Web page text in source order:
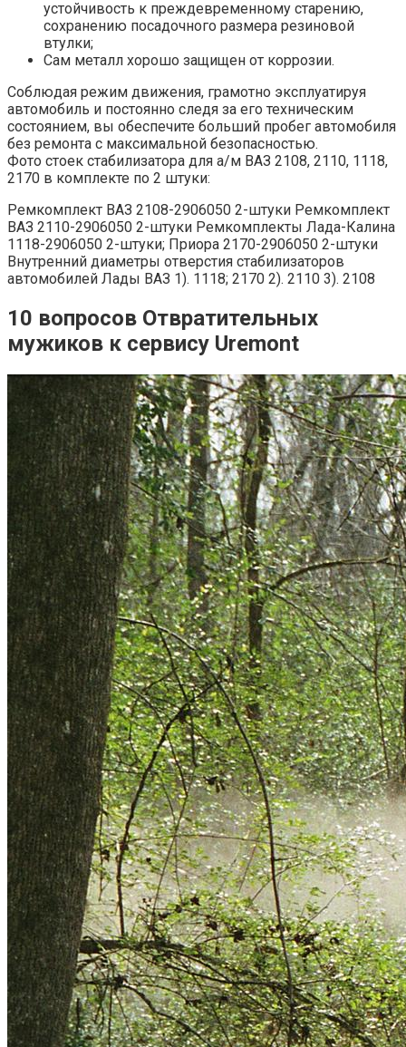
устойчивость к преждевременному старению,
сохранению посадочного размера резиновой
втулки;
Сам металл хорошо защищен от коррозии.
Соблюдая режим движения, грамотно эксплуатируя
автомобиль и постоянно следя за его техническим
состоянием, вы обеспечите больший пробег автомобиля
без ремонта с максимальной безопасностью.
Фото стоек стабилизатора для а/м ВАЗ 2108, 2110, 1118,
2170 в комплекте по 2 штуки:
Ремкомплект ВАЗ 2108-2906050 2-штуки Ремкомплект
ВАЗ 2110-2906050 2-штуки Ремкомплекты Лада-Калина
1118-2906050 2-штуки; Приора 2170-2906050 2-штуки
Внутренний диаметры отверстия стабилизаторов
автомобилей Лады ВАЗ 1). 1118; 2170 2). 2110 3). 2108
10 вопросов Отвратительных
мужиков к сервису Uremont